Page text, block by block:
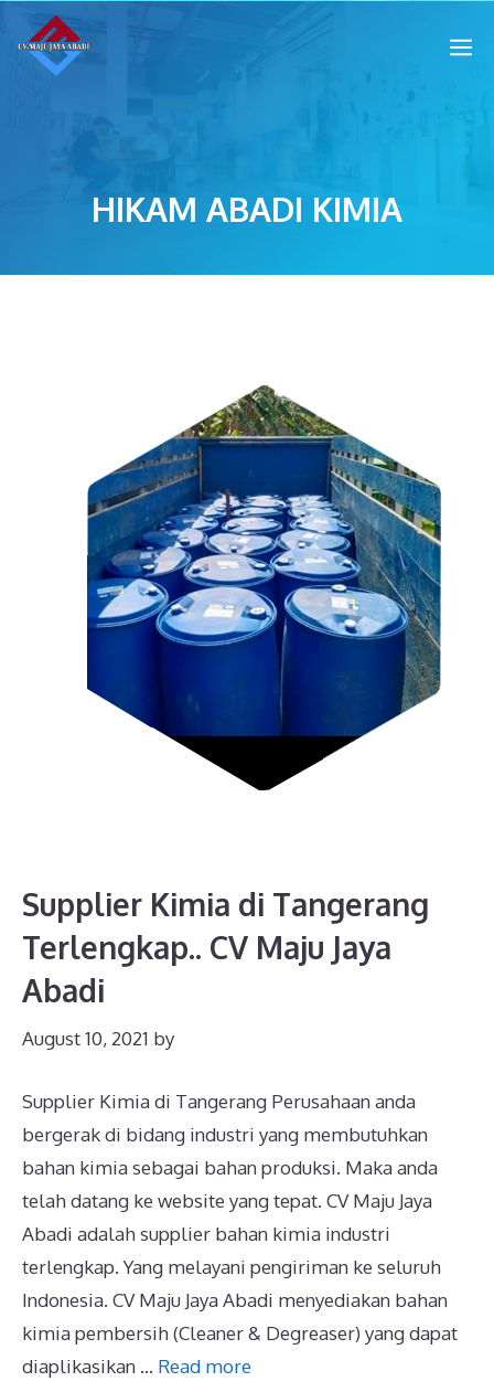
HIKAM ABADI KIMIA
Supplier Kimia di Tangerang
Terlengkap.. CV Maju Jaya
Abadi
August 10, 2021 by
Supplier Kimia di Tangerang Perusahaan anda
bergerak di bidang industri yang membutuhkan
bahan kimia sebagai bahan produksi. Maka anda
telah datang ke website yang tepat. CV Maju Jaya
Abadi adalah supplier bahan kimia industri
terlengkap. Yang melayani pengiriman ke seluruh
Indonesia. CV Maju Jaya Abadi menyediakan bahan
kimia pembersih (Cleaner & Degreaser) yang dapat
diaplikasikan … Read more